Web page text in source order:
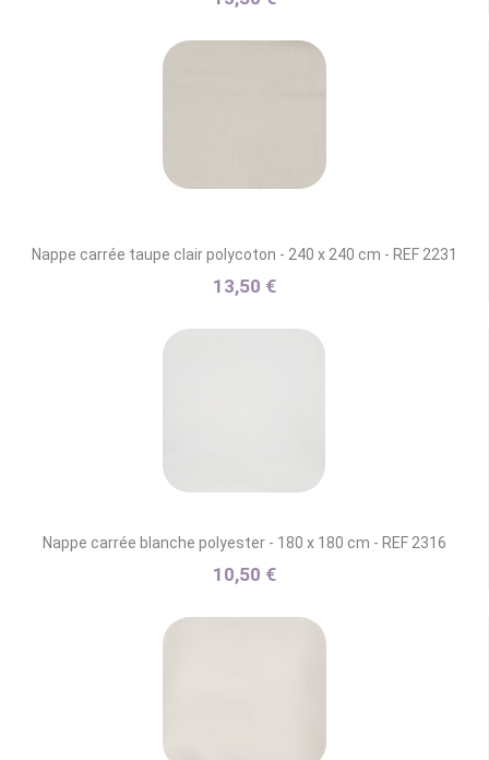
Nappe carrée taupe clair polycoton - 240 x 240 cm - REF 2231
13,50 €
Nappe carrée blanche polyester - 180 x 180 cm - REF 2316
10,50 €